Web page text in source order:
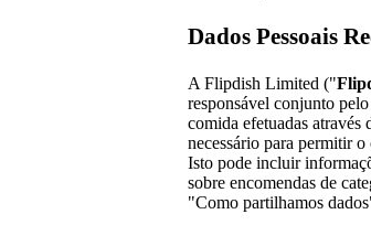
Dados Pessoais
A Flipdish Limited ("
responsável conjunto
comida efetuadas através
necessário para permitir
Isto pode incluir
sobre encomendas de
"Como partilhamos